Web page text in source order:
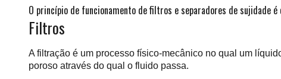
O princípio de funcionamento de filtros e separadores de sujidade
Filtros
A filtração é um processo físico-mecânico no qual um
poroso através do qual o fluido passa.